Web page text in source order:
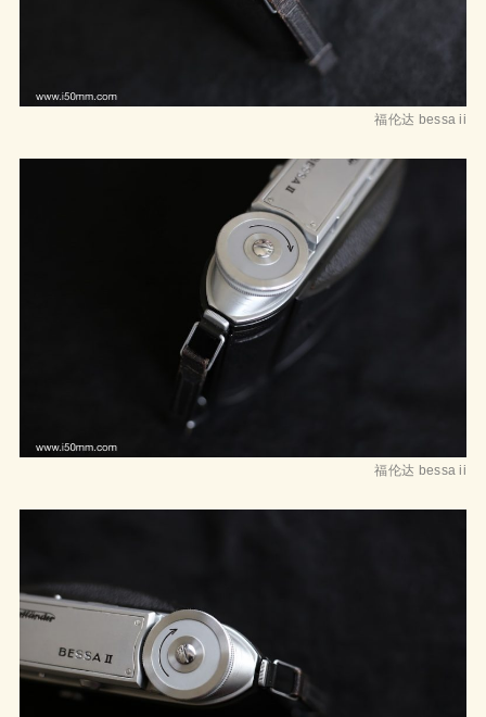
福伦达 bessa ii
福伦达 bessa ii